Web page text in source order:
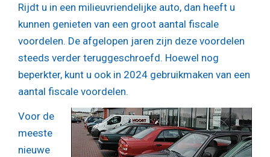
Rijdt u in een milieuvriendelijke auto, dan heeft u
kunnen genieten van een groot aantal fiscale
voordelen. De afgelopen jaren zijn deze voordelen
steeds verder teruggeschroefd. Hoewel nog
beperkter, kunt u ook in 2024 gebruikmaken van een
aantal fiscale voordelen.
Voor de
meeste
nieuwe